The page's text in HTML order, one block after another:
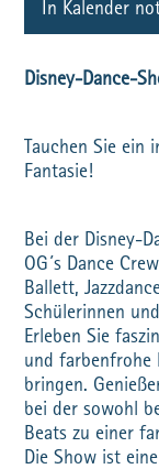
In Kalender
Disney-Dance-
Tauchen Sie ein
Fantasie!
Bei der Disney-
OG´s Dance
Ballett,
Schülerinnen
Erleben Sie
und farbenfrohe
bringen.
bei der sowohl
Beats zu einer
Die Show ist